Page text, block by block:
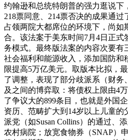
约翰逊和总统特朗普的强力逛说下
218票同意、214票否决的成果通
占领两院大都席位的环境下，尚如
合。该法案于美东时间7月4日正式
务模式。最终版法案的内容次要有
社会福利和能源收入，添加国防和
限提高5万亿美元。取版本比拟，
了调整，表现了部分歧派系（财务
及之间的博弈取：将债权上限由4
了争议大的899条目，也就是外国
资历、范畴扩大到14岁以上儿童的
派党（如Susan Collins）的通过、
农村病院；放宽食物券（SNAP）